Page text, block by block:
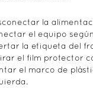
la
el equipo
la etiqueta del
el film protector
el marco de